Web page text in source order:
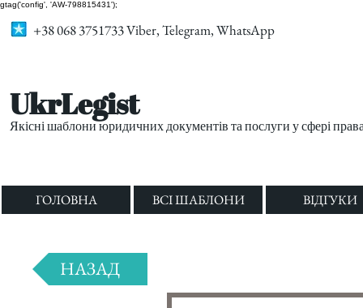
gtag('config', 'AW-798815431');
+38 068 3751733 Viber, Telegram, WhatsApp
UkrLegist
Якісні шаблони юридичних документів та послуги у сфері
ГОЛОВНА ВСІ ШАБЛОНИ ВІДГУКИ
НАЗАД